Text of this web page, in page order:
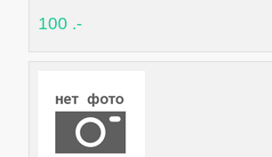
100 .-